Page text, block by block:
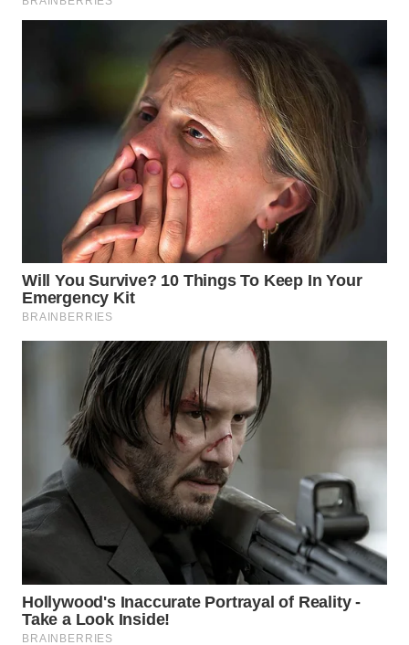
CIANJUR
BINJAI
WN
CIREBON
INDRAMAYU
WN
KUNINGAN
WN
MAJALENGKA
WN
SUKABUMI